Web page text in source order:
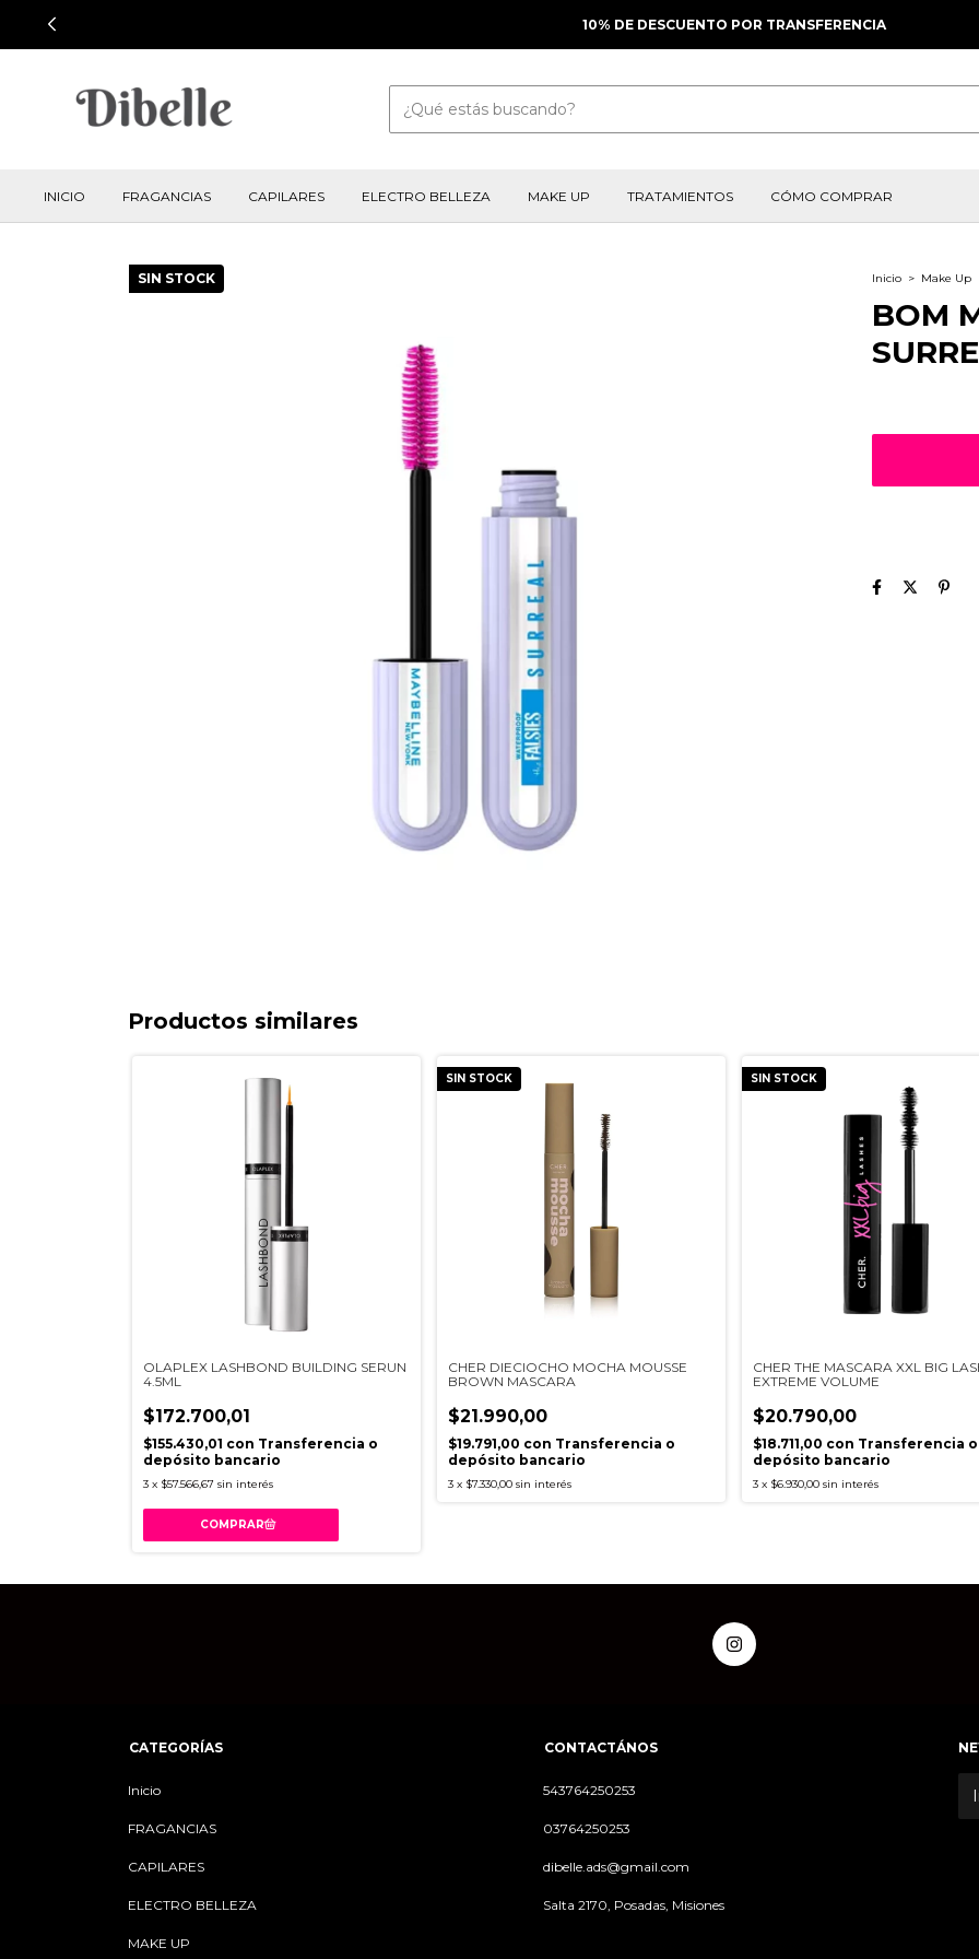
10% DE DESCUENTO POR TRANSFERENCIA
INICIO FRAGANCIAS CAPILARES ELECTRO BELLEZA MAKE UP TRATAMIENTOS CÓMO COMPRAR
SIN STOCK Inicio > Make Up
BOM
Productos similares
OLAPLEX LASHBOND BUILDING SERUN
4.5ML
$172.700,01
$155.430,01 con Transferencia o
depósito bancario
3 x $57.566,67 sin interés
SIN STOCK
CHER DIECIOCHO MOCHA MOUSSE
BROWN MASCARA
$21.990,00
$19.791,00 con Transferencia o
depósito bancario
3 x $7.330,00 sin interés
SIN STOCK
CHER THE MASCARA XXL BIG
EXTREME VOLUME
$20.790,00
$18.711,00 con Transferencia o
depósito bancario
3 x $6.930,00 sin interés
CATEGORÍAS
Inicio
FRAGANCIAS
CAPILARES
ELECTRO BELLEZA
MAKE UP
CONTACTÁNOS
543764250253
03764250253
dibelle.ads@gmail.com
Salta 2170, Posadas, Misiones